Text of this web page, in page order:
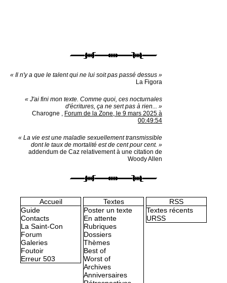
« Il n'y a que le talent qui ne lui soit pas passé dessus »
La Figora
« J'ai fini mon texte. Comme quoi, ces nocturnales
d'écritures, ça ne sert pas à rien... »
Charogne , Forum de la Zone, le 9 mars 2025 à
00:49:54
« La vie est une maladie sexuellement transmissible
dont le taux de mortalité est de cent pour cent. »
addendum de Caz relativement à une citation de
Woody Allen
Accueil
Guide
Contacts
La Saint-Con
Forum
Galeries
Foutoir
Erreur 503
Textes
Poster un texte
En attente
Rubriques
Dossiers
Thèmes
Best of
Worst of
Archives
Anniversaires
RSS
Textes récents
URSS